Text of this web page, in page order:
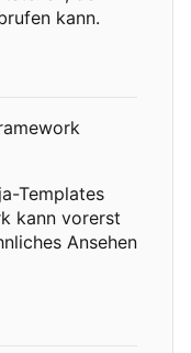
kann.
Templates
kann vorerst
Ansehen